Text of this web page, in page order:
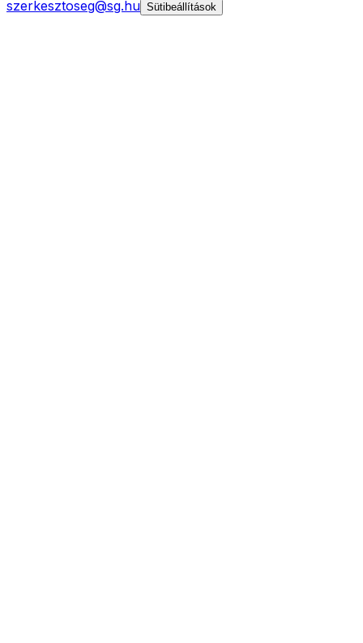
szerkesztoseg@sg.hu Sütibeállítások